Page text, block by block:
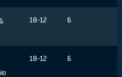
,
18-12 6
18-12 6